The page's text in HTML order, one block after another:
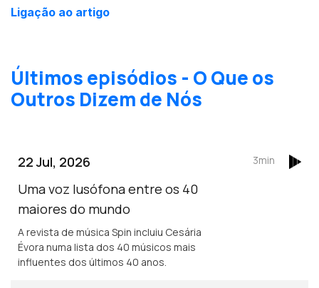
Ligação ao artigo
Últimos episódios - O Que os
Outros Dizem de Nós
22 Jul, 2026
Uma voz lusófona entre os 40
maiores do mundo
A revista de música Spin incluiu Cesária
Évora numa lista dos 40 músicos mais
influentes dos últimos 40 anos.
3min